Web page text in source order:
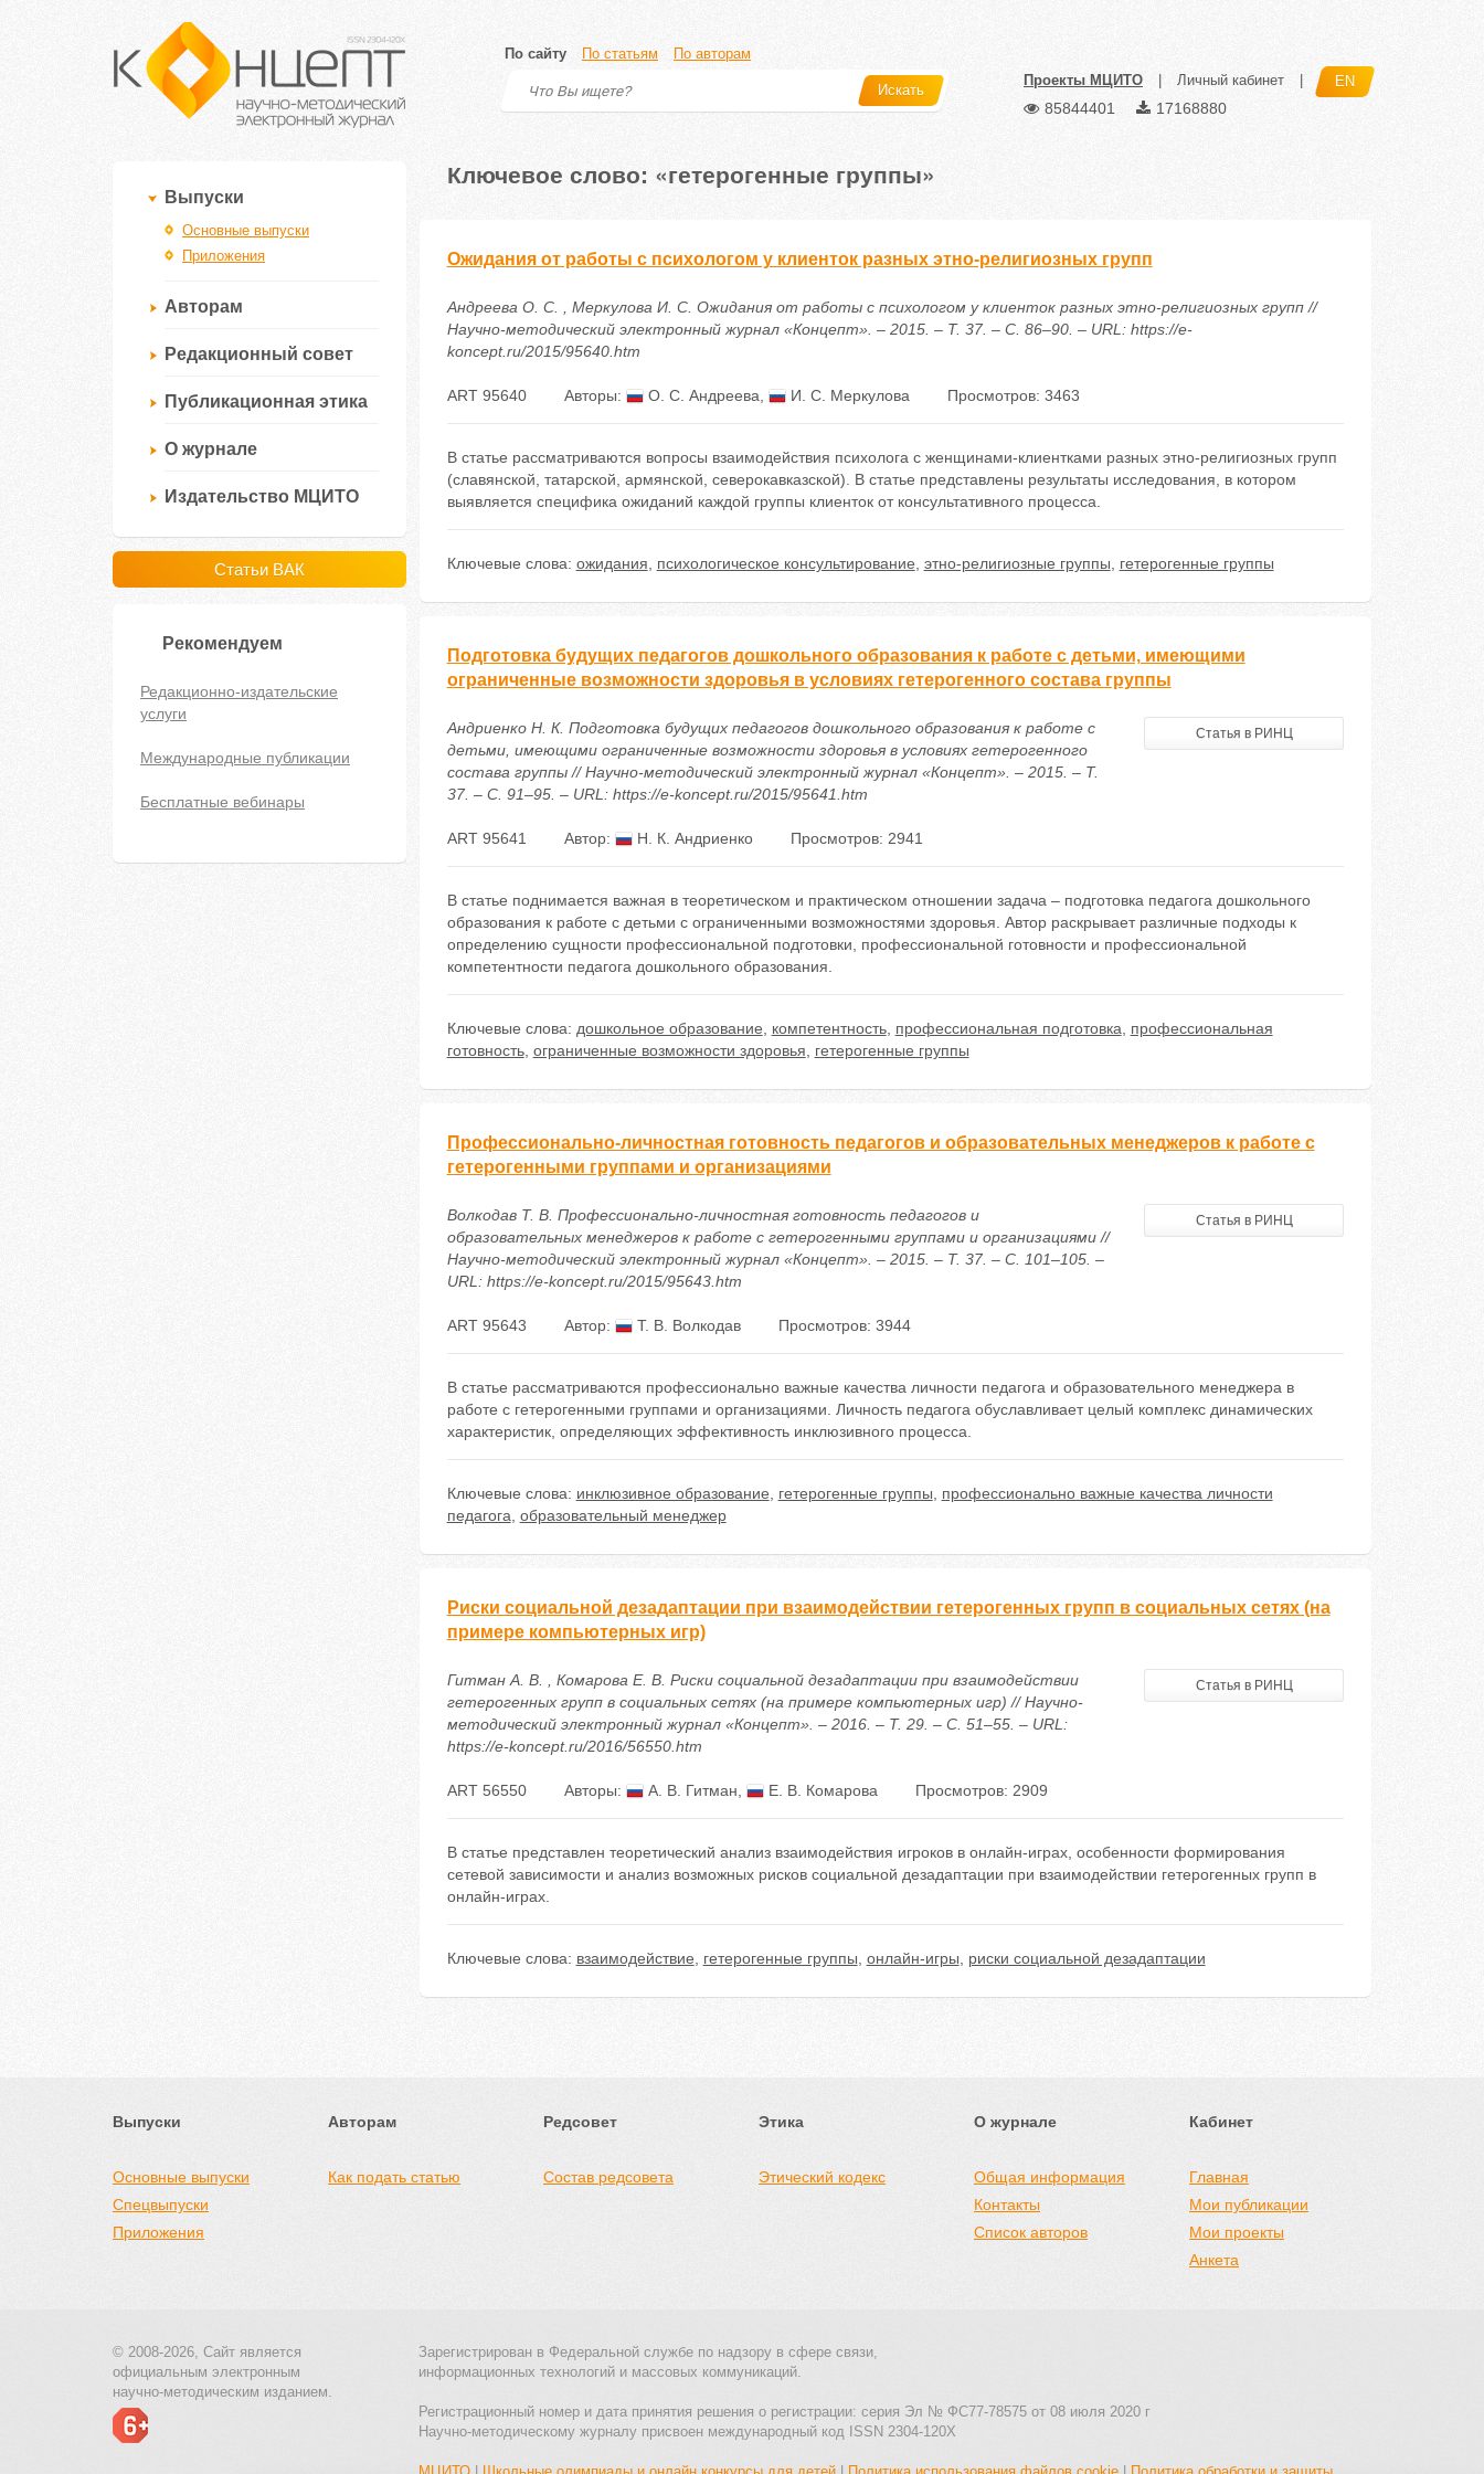
По сайту По статьям По авторам
Искать
Проекты МЦИТО Личный кабинет EN
85844401 17168880
Выпуски
Основные выпуски
Приложения
Авторам
Редакционный совет
Публикационная этика
О журнале
Издательство МЦИТО
Статьи ВАК
Рекомендуем
Редакционно-издательские
услуги
Международные публикации
Бесплатные вебинары
Ключевое слово: «гетерогенные группы»
Ожидания от работы с психологом у клиенток разных этно-религиозных групп
Андреева О. С. , Меркулова И. С. Ожидания от работы с психологом у клиенток разных этно-религиозных групп //
Научно-методический электронный журнал «Концепт». – 2015. – Т. 37. – С. 86–90. – URL: https://e-
koncept.ru/2015/95640.htm
ART 95640 Авторы: О. С. Андреева И. С. Меркулова Просмотров: 3463
В статье рассматриваются вопросы взаимодействия психолога с женщинами-клиентками разных этно-религиозных групп
(славянской, татарской, армянской, северокавказской). В статье представлены результаты исследования, в котором
выявляется специфика ожиданий каждой группы клиенток от консультативного процесса.
Ключевые слова: ожидания психологическое консультирование этно-религиозные группы гетерогенные группы
Подготовка будущих педагогов дошкольного образования к работе с детьми, имеющими
ограниченные возможности здоровья в условиях гетерогенного состава группы
Андриенко Н. К. Подготовка будущих педагогов дошкольного образования к работе с
детьми, имеющими ограниченные возможности здоровья в условиях гетерогенного
состава группы // Научно-методический электронный журнал «Концепт». – 2015. – Т.
37. – С. 91–95. – URL: https://e-koncept.ru/2015/95641.htm
Статья в РИНЦ
ART 95641 Автор: Н. К. Андриенко Просмотров: 2941
В статье поднимается важная в теоретическом и практическом отношении задача – подготовка педагога дошкольного
образования к работе с детьми с ограниченными возможностями здоровья. Автор раскрывает различные подходы к
определению сущности профессиональной подготовки, профессиональной готовности и профессиональной
компетентности педагога дошкольного образования.
Ключевые слова: дошкольное образование компетентность, профессиональная подготовка
профессиональная
готовность, ограниченные возможности здоровья гетерогенные группы
Профессионально-личностная готовность педагогов и образовательных менеджеров к работе с
гетерогенными группами и организациями
Волкодав Т. В. Профессионально-личностная готовность педагогов и
образовательных менеджеров к работе с гетерогенными группами и организациями //
Научно-методический электронный журнал «Концепт». – 2015. – Т. 37. – С. 101–105. –
URL: https://e-koncept.ru/2015/95643.htm
Статья в РИНЦ
ART 95643 Автор: Т. В. Волкодав Просмотров: 3944
В статье рассматриваются профессионально важные качества личности педагога и образовательного менеджера в
работе с гетерогенными группами и организациями. Личность педагога обуславливает целый комплекс динамических
характеристик, определяющих эффективность инклюзивного процесса.
Ключевые слова: инклюзивное образование гетерогенные группы
профессионально важные качества личности
педагога образовательный менеджер
Риски социальной дезадаптации при взаимодействии гетерогенных групп в социальных сетях (на
примере компьютерных игр)
Гитман А. В. , Комарова Е. В. Риски социальной дезадаптации при взаимодействии
гетерогенных групп в социальных сетях (на примере компьютерных игр) // Научно-
методический электронный журнал «Концепт». – 2016. – Т. 29. – С. 51–55. – URL:
https://e-koncept.ru/2016/56550.htm
Статья в РИНЦ
ART 56550 Авторы: А. В. Гитман Е. В. Комарова Просмотров: 2909
В статье представлен теоретический анализ взаимодействия игроков в онлайн-играх, особенности формирования
сетевой зависимости и анализ возможных рисков социальной дезадаптации при взаимодействии гетерогенных групп в
онлайн-играх.
Ключевые слова: взаимодействие гетерогенные группы онлайн-игры риски социальной дезадаптации
Выпуски
Основные выпуски
Спецвыпуски
Приложения
Авторам
Как подать статью
Редсовет
Состав редсовета
Этика
Этический кодекс
О журнале
Общая информация
Контакты
Список авторов
Кабинет
Главная
Мои публикации
Мои проекты
Анкета
© 2008-2026, Сайт является
официальным электронным
научно-методическим изданием.
Зарегистрирован в Федеральной службе по надзору в сфере связи,
информационных технологий и массовых коммуникаций.
Регистрационный номер и дата принятия решения о регистрации: серия Эл № ФС77-78575 от 08 июля 2020 г
Научно-методическому журналу присвоен международный код ISSN 2304-120X